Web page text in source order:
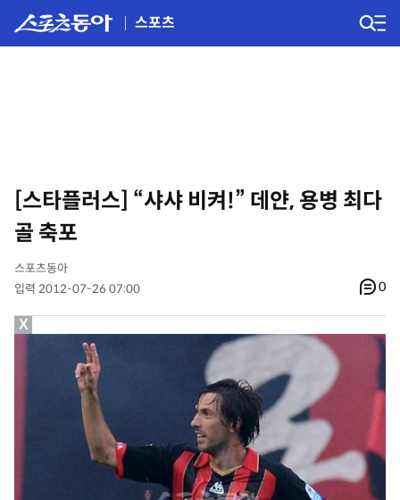
스포츠
[스타플러스] “샤샤 비켜!” 데얀, 용병 최다
골 축포
스포츠동아
입력 2012-07-26 07:00
0
X